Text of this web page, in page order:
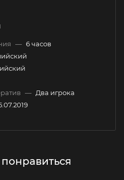
— 6 часов
— Два игрока